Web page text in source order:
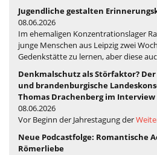
Jugendliche gestalten
08.06.2026
Im ehemaligen Konzentrationslager
junge Menschen aus Leipzig zwei
Gedenkstätte zu lernen, aber diese
Denkmalschutz als Störfaktor? Der
und brandenburgische
Thomas Drachenberg im Interview
08.06.2026
Vor Beginn der Jahrestagung der
Neue Podcastfolge: Romantische
Römerliebe